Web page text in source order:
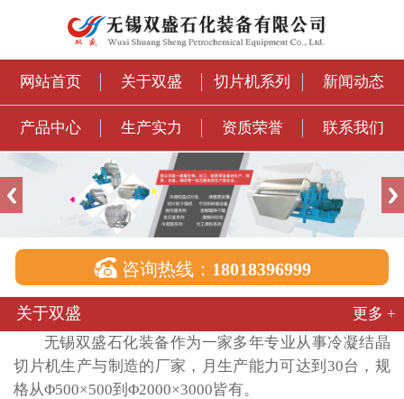
网站首页 关于双盛 切片机系列 新闻动态
产品中心 生产实力 资质荣誉 联系我们
 咨询热线： 18018396999
关于双盛
更多 +
无锡双盛石化装备作为一家多年专业从事冷凝结晶
切片机生产与制造的厂家，月生产能力可达到30台，规
格从Φ500×500到Φ2000×3000皆有。